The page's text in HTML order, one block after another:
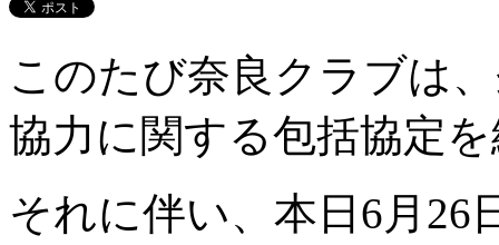
このたび奈良クラブは
協力に関する包括協定
それに伴い、本日6月26